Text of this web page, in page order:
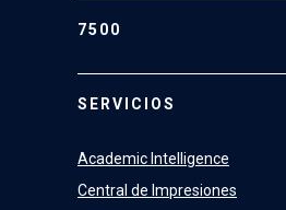
7500
SERVICIOS
Academic Intelligence
Central de Impresiones